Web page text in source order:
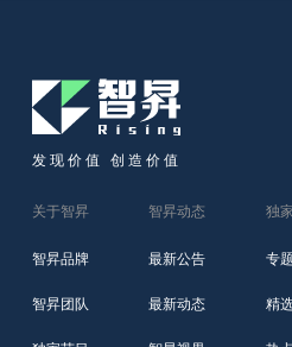
发现价值 创造价值
关于智昇
智昇品牌
智昇团队
智昇动态
最新公告
最新动态
独
专
精